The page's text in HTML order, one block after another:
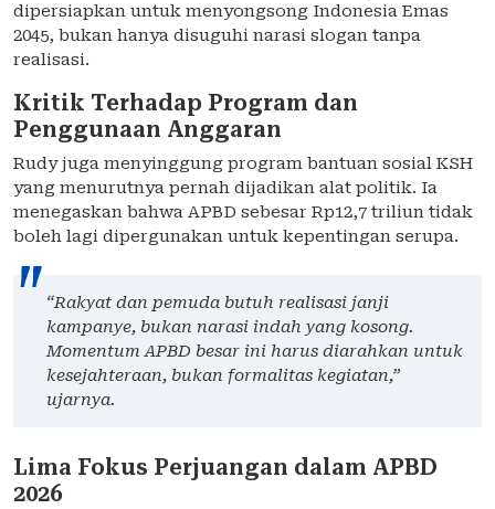
dipersiapkan untuk menyongsong Indonesia Emas
2045, bukan hanya disuguhi narasi slogan tanpa
realisasi.
Kritik Terhadap Program dan
Penggunaan Anggaran
Rudy juga menyinggung program bantuan sosial KSH
yang menurutnya pernah dijadikan alat politik. Ia
menegaskan bahwa APBD sebesar Rp12,7 triliun tidak
boleh lagi dipergunakan untuk kepentingan serupa.
“Rakyat dan pemuda butuh realisasi janji
kampanye, bukan narasi indah yang kosong.
Momentum APBD besar ini harus diarahkan untuk
kesejahteraan, bukan formalitas kegiatan,”
ujarnya.
Lima Fokus Perjuangan dalam APBD
2026